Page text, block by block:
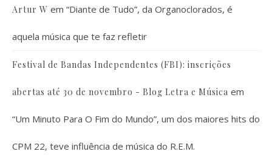
Artur W em “Diante de Tudo”, da Organoclorados, é
aquela música que te faz refletir
Festival de Bandas Independentes (FBI): inscrições
abertas até 30 de novembro - Blog Letra e Música em
“Um Minuto Para O Fim do Mundo”, um dos maiores hits do
CPM 22, teve influência de música do R.E.M.